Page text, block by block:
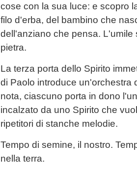
cose con la sua luce: e scopro
filo d'erba, del bambino che
dell'anziano che pensa. L'umile
pietra.
La terza porta dello Spirito
di Paolo introduce un'orchestra
nota, ciascuno porta in dono
incalzato da uno Spirito che
ripetitori di stanche melodie.
Tempo di semine, il nostro.
nella terra.